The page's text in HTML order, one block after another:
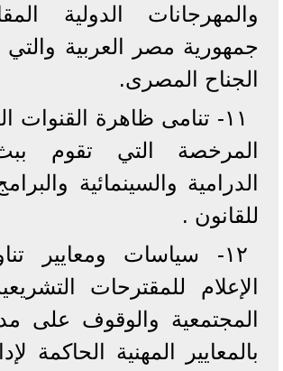
والمهرجانات الدولية
جمهورية مصر العربية
الجناح المصرى.
١١- تنامى ظاهرة القنوات
المرخصة التي تقوم
الدرامية والسينمائية
للقانون .
١٢- سياسات ومعايير
الإعلام للمقترحات
المجتمعية والوقوف على
بالمعايير المهنية الحاكمة